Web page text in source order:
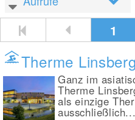
1
Therme
Ganz im
Therme
als einzige
ausschließlich...